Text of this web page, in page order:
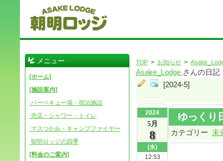
TOP > お知らせ >
Asake_Lodge さんの日記
[2024-5]
2024
5月
8
(水)
12:53
ゆっくり
カテゴリー 未
メニュー
[ホーム]
[施設案内]
バーベキュー場・宿泊施設
売店・シャワー・トイレ
マスつかみ・キャンプファイヤー
朝明ロッジの四季
[料金のご案内]